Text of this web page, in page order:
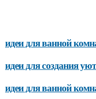
идеи для ванной
идеи для создания
идеи для ванной